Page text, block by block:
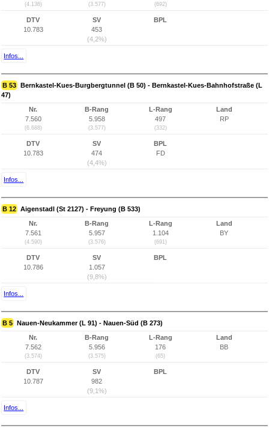
(4.136) (3.577) (692)
DTV
10.783
SV
453
(4,2%)
BPL
Infos...
B 53 Bernkastel-Kues-Burgbergtunnel (B 50) - Bernkastel-Kues-Bahnhofstraße (L
47)
Nr.
7.560
(6.688)
B-Rang
5.958
(3.577)
L-Rang
497
(332)
Land
RP
DTV
10.783
SV
474
(4,4%)
BPL
FD
Infos...
B 12 Aigenstadl (St 2127) - Freyung (B 533)
Nr.
7.561
(4.590)
B-Rang
5.957
(3.576)
L-Rang
1.104
(691)
Land
BY
DTV
10.786
SV
1.057
(9,8%)
BPL
Infos...
B 5 Nauen-Neukammer (L 91) - Nauen-Süd (B 273)
Nr.
7.562
(3.574)
B-Rang
5.956
(3.575)
L-Rang
176
(65)
Land
BB
DTV
10.787
SV
982
(9,1%)
BPL
Infos...